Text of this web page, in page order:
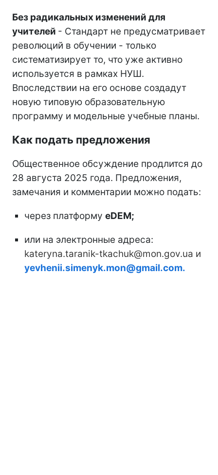
Без радикальных изменений для
учителей - Стандарт не предусматривает
революций в обучении - только
систематизирует то, что уже активно
используется в рамках НУШ.
Впоследствии на его основе создадут
новую типовую образовательную
программу и модельные учебные планы.
Как подать предложения
Общественное обсуждение продлится до
28 августа 2025 года. Предложения,
замечания и комментарии можно подать:
через платформу eDEM;
или на электронные адреса:
kateryna.taranik-tkachuk@mon.gov.ua и
yevhenii.simenyk.mon@gmail.com.